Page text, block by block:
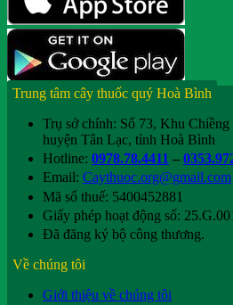
Trung tâm cây thuốc quý Hoà Bình
Trụ sở chính: Số 73, Khu
huyện Tân Lạc, tỉnh Hoà Bình
Hotline: 0978.78.4411 –
Email: Caythuoc.org@gmail.com
Mã số thuế: 5400452881
Giấy phép hoạt động số:
Đã đăng ký bộ công thương.
Về chúng tôi
Giới thiệu về chúng tôi